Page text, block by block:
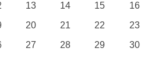
13 14 15
16
20 21 22
23
27 28 29
30